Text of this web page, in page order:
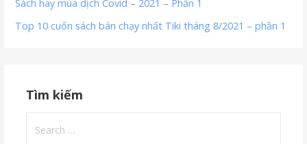
Sách hay mùa dịch Covid – 2021 – Phần 1
Top 10 cuốn sách bán chạy nhất Tiki tháng 8/2021 – phần 1
Tìm kiếm
for: